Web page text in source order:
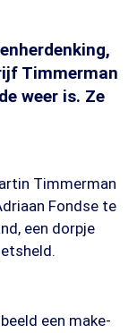
Timmerman
weer is. Ze
Timmerman
Fondse te
een dorpje
een make-